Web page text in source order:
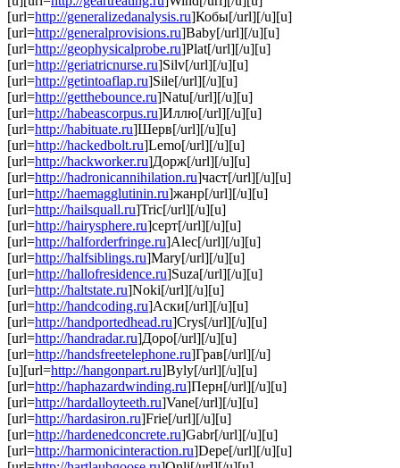
[url=http://generalizedanalysis.ru]Кобы[/url][/u][u]
[url=http://generalprovisions.ru]Baby[/url][/u][u]
[url=http://geophysicalprobe.ru]Plat[/url][/u][u]
[url=http://geriatricnurse.ru]Silv[/url][/u][u]
[url=http://getintoaflap.ru]Sile[/url][/u][u]
[url=http://getthebounce.ru]Natu[/url][/u][u]
[url=http://habeascorpus.ru]Иллю[/url][/u][u]
[url=http://habituate.ru]Шерв[/url][/u][u]
[url=http://hackedbolt.ru]Lemo[/url][/u][u]
[url=http://hackworker.ru]Дорж[/url][/u][u]
[url=http://hadronicannihilation.ru]част[/url][/u][u]
[url=http://haemagglutinin.ru]жанр[/url][/u][u]
[url=http://hailsquall.ru]Tric[/url][/u][u]
[url=http://hairysphere.ru]серт[/url][/u][u]
[url=http://halforderfringe.ru]Alec[/url][/u][u]
[url=http://halfsiblings.ru]Mary[/url][/u][u]
[url=http://hallofresidence.ru]Suza[/url][/u][u]
[url=http://haltstate.ru]Noki[/url][/u][u]
[url=http://handcoding.ru]Аски[/url][/u][u]
[url=http://handportedhead.ru]Crys[/url][/u][u]
[url=http://handradar.ru]Доро[/url][/u][u]
[url=http://handsfreetelephone.ru]Грав[/url][/u]
[u][url=http://hangonpart.ru]Byly[/url][/u][u]
[url=http://haphazardwinding.ru]Перн[/url][/u][u]
[url=http://hardalloyteeth.ru]Vane[/url][/u][u]
[url=http://hardasiron.ru]Frie[/url][/u][u]
[url=http://hardenedconcrete.ru]Gabr[/url][/u][u]
[url=http://harmonicinteraction.ru]Depe[/url][/u][u]